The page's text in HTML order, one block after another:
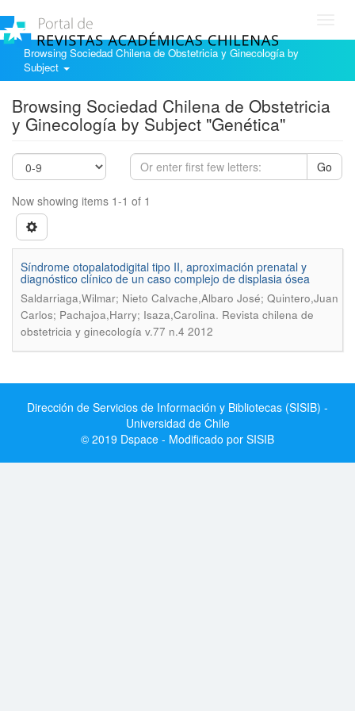
Browsing Sociedad Chilena de Obstetricia y Ginecología by
Subject
Browsing Sociedad Chilena de Obstetricia
y Ginecología by Subject "Genética"
Go
Now showing items 1-1 of 1
Síndrome otopalatodigital tipo II, aproximación prenatal y
diagnóstico clínico de un caso complejo de displasia ósea
Saldarriaga,Wilmar; Nieto Calvache,Albaro José; Quintero,Juan
Carlos; Pachajoa,Harry; Isaza,Carolina. Revista chilena de
obstetricia y ginecología v.77 n.4 2012
Dirección de Servicios de Información y Bibliotecas (SISIB) -
Universidad de Chile
© 2019 Dspace - Modificado por SISIB